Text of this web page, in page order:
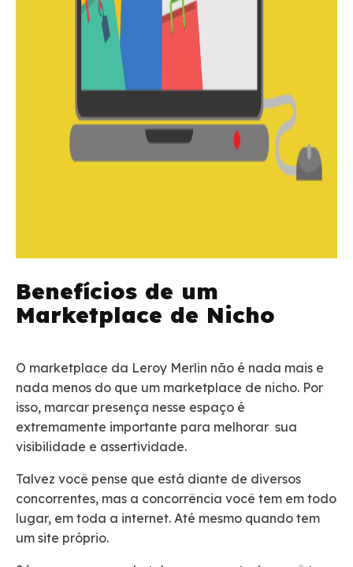
Benefícios de um
Marketplace de Nicho
O marketplace da Leroy Merlin não é nada mais e
nada menos do que um marketplace de nicho. Por
isso, marcar presença nesse espaço é
extremamente importante para melhorar sua
visibilidade e assertividade.
Talvez você pense que está diante de diversos
concorrentes, mas a concorrência você tem em todo
lugar, em toda a internet. Até mesmo quando tem
um site próprio.